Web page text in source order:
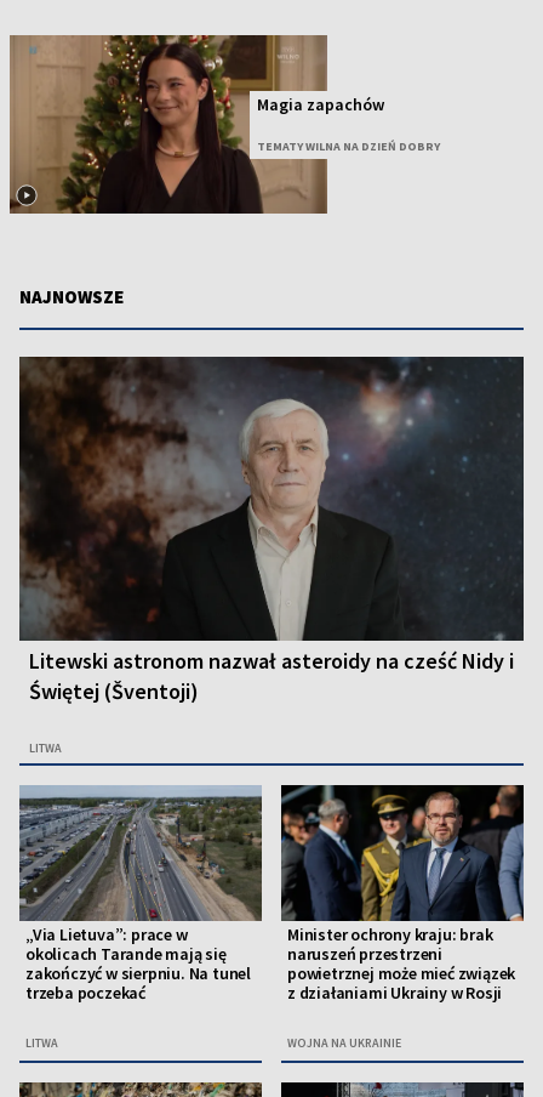
Magia zapachów
TEMATY WILNA NA DZIEŃ DOBRY
NAJNOWSZE
Litewski astronom nazwał asteroidy na cześć Nidy i
Świętej (Šventoji)
LITWA
„Via Lietuva”: prace w
okolicach Tarande mają się
zakończyć w sierpniu. Na tunel
trzeba poczekać
LITWA
Minister ochrony kraju: brak
naruszeń przestrzeni
powietrznej może mieć związek
z działaniami Ukrainy w Rosji
WOJNA NA UKRAINIE